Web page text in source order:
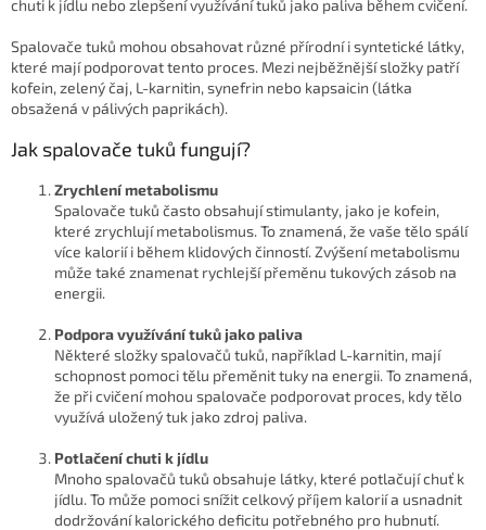
chuti k jídlu nebo zlepšení využívání tuků jako paliva během cvičení.
Spalovače tuků mohou obsahovat různé přírodní i syntetické látky,
které mají podporovat tento proces. Mezi nejběžnější složky patří
kofein, zelený čaj, L-karnitin, synefrin nebo kapsaicin (látka
obsažená v pálivých paprikách).
Jak spalovače tuků fungují?
Zrychlení metabolismu
Spalovače tuků často obsahují stimulanty, jako je kofein,
které zrychlují metabolismus. To znamená, že vaše tělo spálí
více kalorií i během klidových činností. Zvýšení metabolismu
může také znamenat rychlejší přeměnu tukových zásob na
energii.
Podpora využívání tuků jako paliva
Některé složky spalovačů tuků, například L-karnitin, mají
schopnost pomoci tělu přeměnit tuky na energii. To znamená,
že při cvičení mohou spalovače podporovat proces, kdy tělo
využívá uložený tuk jako zdroj paliva.
Potlačení chuti k jídlu
Mnoho spalovačů tuků obsahuje látky, které potlačují chuť k
jídlu. To může pomoci snížit celkový příjem kalorií a usnadnit
dodržování kalorického deficitu potřebného pro hubnutí.